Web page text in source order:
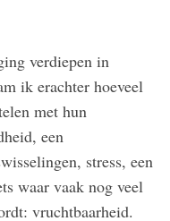
verdiepen in
ik erachter hoeveel
met hun
een
stress, een
waar vaak nog veel
vruchtbaarheid.